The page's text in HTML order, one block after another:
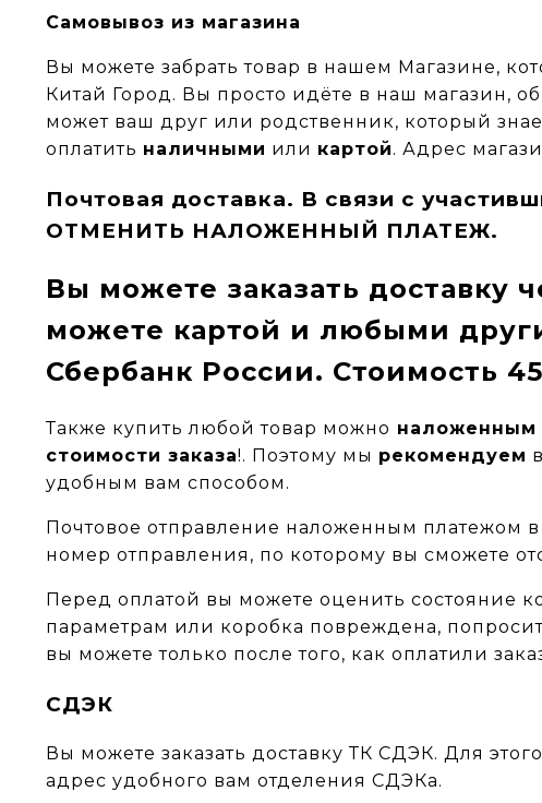
Самовывоз из магазина
Вы можете забрать товар в нашем Магазине,
Китай Город. Вы просто идёте в наш магазин,
может ваш друг или родственник, который
оплатить наличными или картой. Адрес
Почтовая доставка. В связи с
ОТМЕНИТЬ НАЛОЖЕННЫЙ ПЛАТЕЖ.
Вы можете заказать доставку
можете картой и любыми
Сбербанк России. Стоимость
Также купить любой товар можно наложенным
стоимости заказа!. Поэтому мы рекомендуем
удобным вам способом.
Почтовое отправление наложенным
номер отправления, по которому вы сможете
Перед оплатой вы можете оценить состояние
параметрам или коробка повреждена,
вы можете только после того, как оплатили
СДЭК
Вы можете заказать доставку ТК СДЭК. Для
адрес удобного вам отделения СДЭКа.